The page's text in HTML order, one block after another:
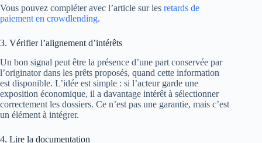
Vous pouvez compléter avec l’article sur les retards de
paiement en crowdlending.
3. Vérifier l’alignement d’intérêts
Un bon signal peut être la présence d’une part conservée par
l’originator dans les prêts proposés, quand cette information
est disponible. L’idée est simple : si l’acteur garde une
exposition économique, il a davantage intérêt à sélectionner
correctement les dossiers. Ce n’est pas une garantie, mais c’est
un élément à intégrer.
4. Lire la documentation